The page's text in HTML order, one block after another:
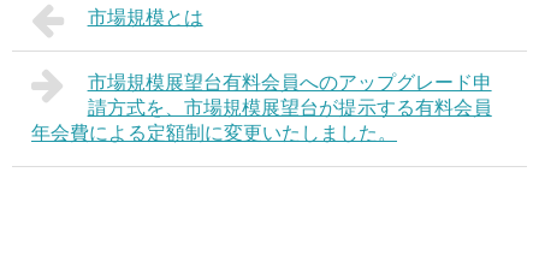
市場規模とは
市場規模展望台有料会員へのアップグレード申
請方式を、市場規模展望台が提示する有料会員
年会費による定額制に変更いたしました。